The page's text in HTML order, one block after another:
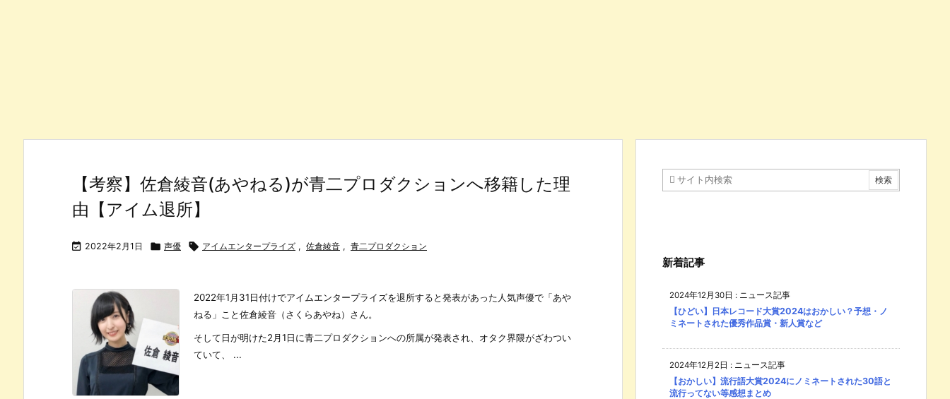
【考察】佐倉綾音(あやねる)が青二プロダクションへ移籍した理
由【アイム退所】
 2022年2月1日  声優  アイムエンタープライズ , 佐倉綾音 , 青二プロダクション
2022年1月31日付けでアイムエンタープライズを退所すると発表があった人気声優で「あや
ねる」こと佐倉綾音（さくらあやね）さん。
そして日が明けた2月1日に青二プロダクションへの所属が発表され、オタク界隈がざわつい
ていて、 ...
新着記事
2024年12月30日 : ニュース記事
【ひどい】日本レコード大賞2024はおかしい？予想・ノ
ミネートされた優秀作品賞・新人賞など
2024年12月2日 : ニュース記事
【おかしい】流行語大賞2024にノミネートされた30語と
流行ってない等感想まとめ